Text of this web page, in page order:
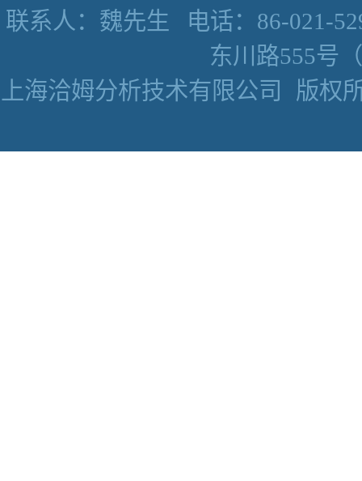
联系人：魏先生
电话：86-021-
东川路555号
上海洽姆分析技术有限公司
版权